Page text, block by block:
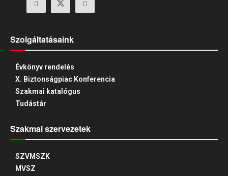
Szolgáltatásaink
Évkönyv rendelés
X. Biztonságpiac Konferencia
Szakmai katalógus
Tudástár
Szakmai szervezetek
SZVMSZK
MVSZ